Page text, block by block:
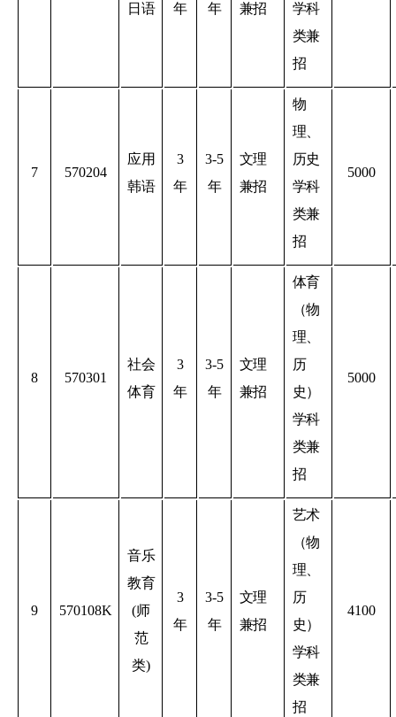
日语
年 年 兼招
学科
类兼
招
7 570204
应用
韩语
3
年
3-5
年
文理
兼招
物
理、
历史
学科
类兼
招
5000
8 570301
社会
体育
3
年
3-5
年
文理
兼招
体育
（物
理、
历
史）
学科
类兼
招
5000
9 570108K
音乐
教育
(师
范
类)
3
年
3-5
年
文理
兼招
艺术
（物
理、
历
史）
学科
类兼
招
4100